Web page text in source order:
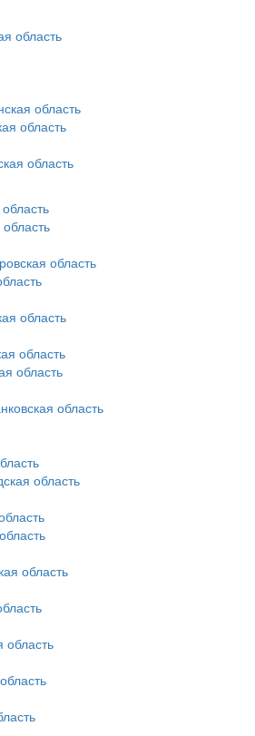
область
область
область
область
область
область
область
область
область
область
область
область